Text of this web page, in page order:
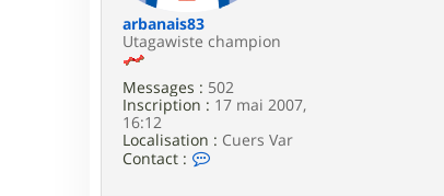
arbanais83
Utagawiste champion
Messages : 502
Inscription : 17 mai 2007,
16:12
Localisation : Cuers Var
Contact :